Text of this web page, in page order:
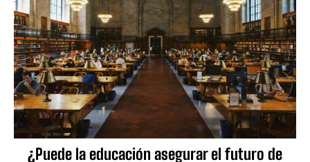
¿Puede la educación asegurar el futuro de